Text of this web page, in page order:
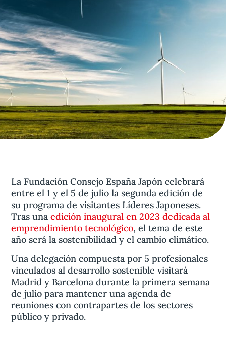
de privacidad
Contacta
La Fundación Consejo España Japón celebrará
entre el 1 y el 5 de julio la segunda edición de
su programa de visitantes Líderes Japoneses.
Tras unaedición inaugural en 2023 dedicada al
emprendimiento tecnológico, el tema de este
año será la sostenibilidad y el cambio climático.
Una delegación compuesta por 5 profesionales
vinculados al desarrollo sostenible visitará
Madrid y Barcelona durante la primera semana
de julio para mantener una agenda de
reuniones con contrapartes de los sectores
público y privado.